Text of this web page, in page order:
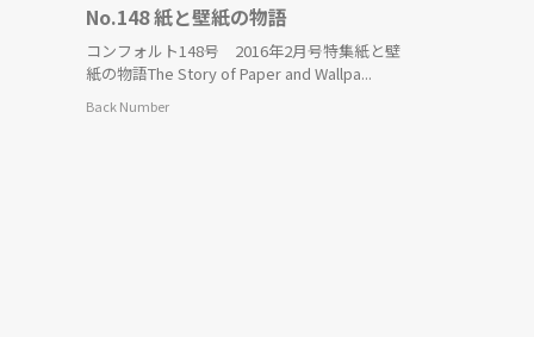
No.148 紙と壁紙の物語
コンフォルト148号 2016年2月号特集紙と壁
紙の物語The Story of Paper and Wallpa...
Back Number